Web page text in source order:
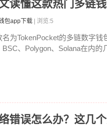
读懂这款热门多链
包app下载 | 浏览:5
名为TokenPocket的多链数字
BSC、Polygon、Solana在内的
错误怎么办？这几